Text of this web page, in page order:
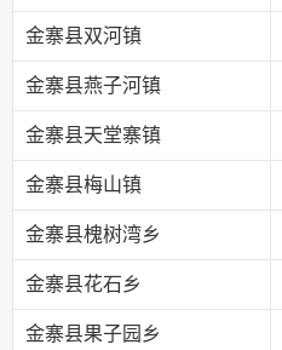
金寨县双河镇
金寨县燕子河镇
金寨县天堂寨镇
金寨县梅山镇
金寨县槐树湾乡
金寨县花石乡
金寨县果子园乡